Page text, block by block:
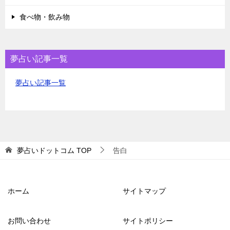
食べ物・飲み物
夢占い記事一覧
夢占い記事一覧
夢占いドットコム TOP 告白
ホーム サイトマップ
お問い合わせ サイトポリシー